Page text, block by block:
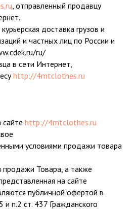
, отправленный продавцу
доставка грузов и
и частных лиц по России и
ru/
в сети Интернет,
http://4mtclothes.ru
сайте http://4mtclothes.ru
условиями продажи товара
продажи Товара, а также
на сайте
публичной офертой в
и п.2 ст. 437 Гражданского